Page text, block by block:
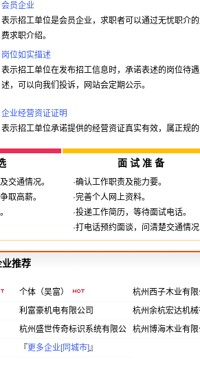
会员企业
表示招工单位是会员企业，求职者可以通过无忧职介
费求职介绍。
岗位如实描述
表示招工单位在发布招工信息时，承诺表述的岗位待
述，可以向我们投诉，网站会定期公示。
企业经营资证证明
表示招工单位承诺提供的经营资证真实有效，属正规
面 试 准 备
交通情况。
取高薪。
·确认工作职责及能力要。
·完善个人网上资料。
·投递工作简历，等待面试电话。
·打电话预约面谈，问清楚交通情况
业推荐
个体（吴富）
杭州西子木业有
利富豪机电有限公司
杭州余杭宏达机
杭州盛世传奇标识系统有限公
司
杭州博海木业有
『 更多企业[同城市]』